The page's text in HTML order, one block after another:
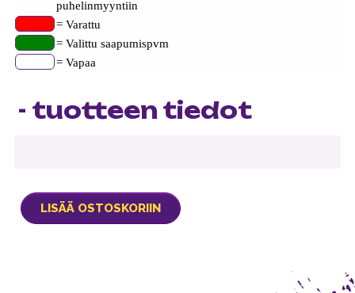
puhelinmyyntiin
= Varattu
= Valittu saapumispvm
= Vapaa
- tuotteen tiedot